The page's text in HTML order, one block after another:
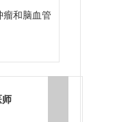
瘤和脑血管
师